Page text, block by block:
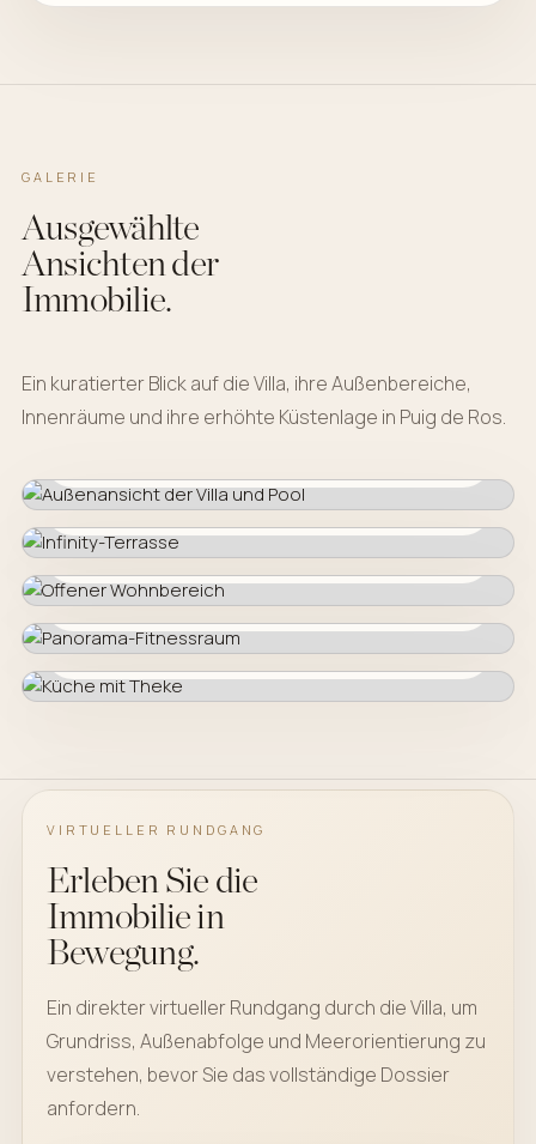
GALERIE
Ausgewählte
Ansichten der
Immobilie.
Ein kuratierter Blick auf die Villa, ihre Außenbereiche,
Innenräume und ihre erhöhte Küstenlage in Puig de Ros.
INFINITY-TERRASSE FOTO ANSEHEN
OFFENER WOHNBEREICH FOTO ANSEHEN
PANORAMA-FITNESSRAUM FOTO ANSEHEN
KÜCHE MIT THEKE FOTO ANSEHEN
VIRTUELLER RUNDGANG
Erleben Sie die
Immobilie in
Bewegung.
Ein direkter virtueller Rundgang durch die Villa, um
Grundriss, Außenabfolge und Meerorientierung zu
verstehen, bevor Sie das vollständige Dossier
anfordern.